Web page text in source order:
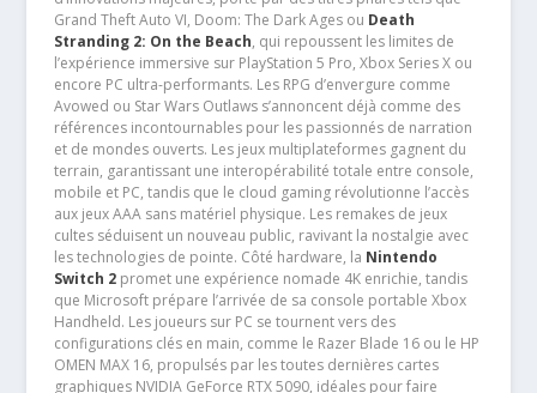
Grand Theft Auto VI, Doom: The Dark Ages ou Death
Stranding 2: On the Beach, qui repoussent les limites de
l’expérience immersive sur PlayStation 5 Pro, Xbox Series X ou
encore PC ultra-performants. Les RPG d’envergure comme
Avowed ou Star Wars Outlaws s’annoncent déjà comme des
références incontournables pour les passionnés de narration
et de mondes ouverts. Les jeux multiplateformes gagnent du
terrain, garantissant une interopérabilité totale entre console,
mobile et PC, tandis que le cloud gaming révolutionne l’accès
aux jeux AAA sans matériel physique. Les remakes de jeux
cultes séduisent un nouveau public, ravivant la nostalgie avec
les technologies de pointe. Côté hardware, la Nintendo
Switch 2promet une expérience nomade 4K enrichie, tandis
que Microsoft prépare l’arrivée de sa console portable Xbox
Handheld. Les joueurs sur PC se tournent vers des
configurations clés en main, comme le Razer Blade 16 ou le HP
OMEN MAX 16, propulsés par les toutes dernières cartes
graphiques NVIDIA GeForce RTX 5090, idéales pour faire